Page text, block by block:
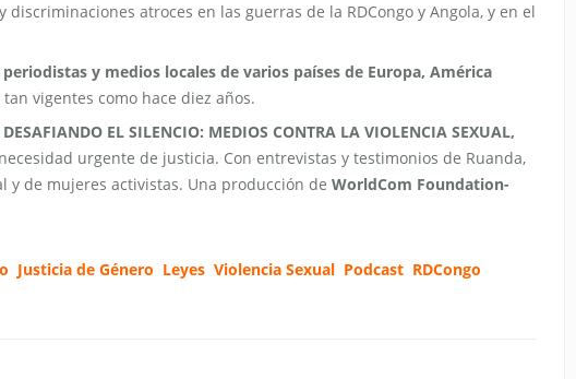
atroces en las guerras de la RDCongo y Angola, y en el
y medios locales de varios países de Europa, América
vigentes como hace diez años.
DESAFIANDO EL SILENCIO: MEDIOS CONTRA LA VIOLENCIA SEXUAL,
urgente de justicia. Con entrevistas y testimonios de Ruanda,
y de mujeres activistas. Una producción de WorldCom Foundation-
Justicia de Género Leyes Violencia Sexual Podcast RDCongo